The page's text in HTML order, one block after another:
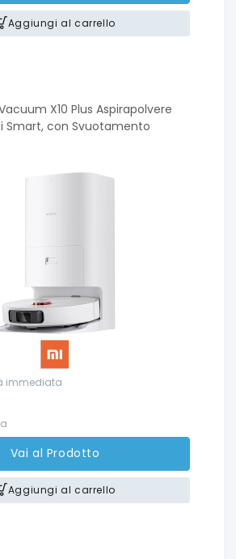
Aggiungi al carrello
X10 Plus Aspirapolvere
Smart, con Svuotamento
immediata
Vai al Prodotto
Aggiungi al carrello